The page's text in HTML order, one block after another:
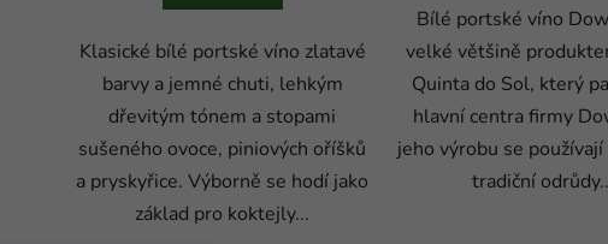
Klasické bílé portské víno zlatavé
barvy a jemné chuti, lehkým
dřevitým tónem a stopami
sušeného ovoce, piniových oříšků
a pryskyřice. Výborně se hodí jako
základ pro koktejly...
Bílé portské víno
velké většině
Quinta do Sol, který
hlavní centra firmy
jeho výrobu se
tradiční